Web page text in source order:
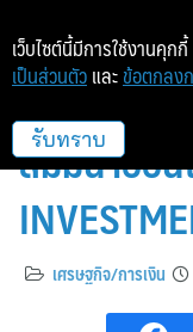
เมย์แบงก์ (
สัมมนาออน
เศรษฐกิจ/การเงิน
เว็บไซต์นี้มีการใช้งานคุก
เป็นส่วนตัว และ ข้อตกลง
รับทราบ